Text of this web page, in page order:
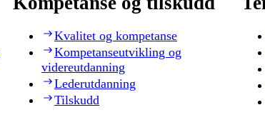
Kvalitet og kompetanse
Kompetanseutvikling og
videreutdanning
Lederutdanning
Tilskudd